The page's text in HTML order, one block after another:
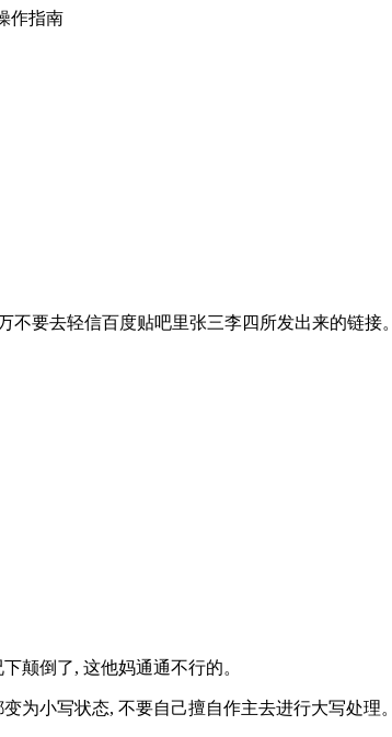
要去轻信百度贴吧里张三李四所发出来的链接。
颠倒了, 这他妈通通不行的。
为小写状态, 不要自己擅自作主去进行大写处理。